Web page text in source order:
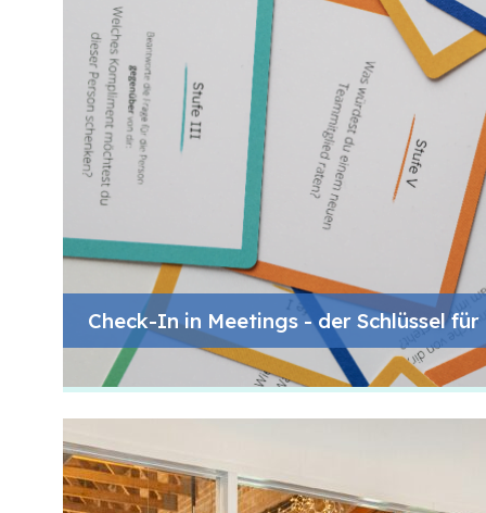
Check-In in Meetings - der Schlüssel